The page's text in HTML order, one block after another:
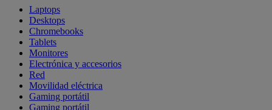
Laptops
Desktops
Chromebooks
Tablets
Monitores
Electrónica y accesorios
Red
Movilidad eléctrica
Gaming portátil
Gaming portátil